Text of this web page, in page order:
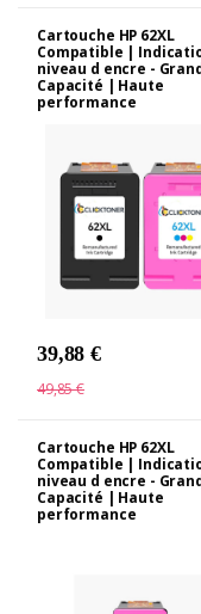
Cartouche HP 62XL
Compatible |
niveau d encre -
Capacité | Haute
performance
39,88 €
49,85 €
Cartouche HP 62XL
Compatible |
niveau d encre -
Capacité | Haute
performance